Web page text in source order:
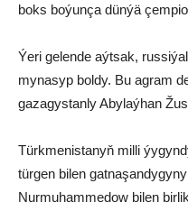
boks boýunça dünýä
Ýeri gelende aýtsak,
mynasyp boldy. Bu agram
gazagystanly Abylaýhan
Türkmenistanyň milli
türgen bilen
Nurmuhammedow bilen